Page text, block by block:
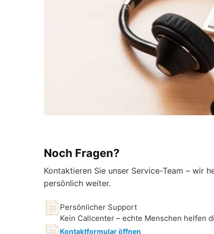
Noch Fragen?
Kontaktieren Sie unser Service-Team – wir
persönlich weiter.
Persönlicher Support
Kein Callcenter – echte Menschen helfen
Kontaktformular öffnen